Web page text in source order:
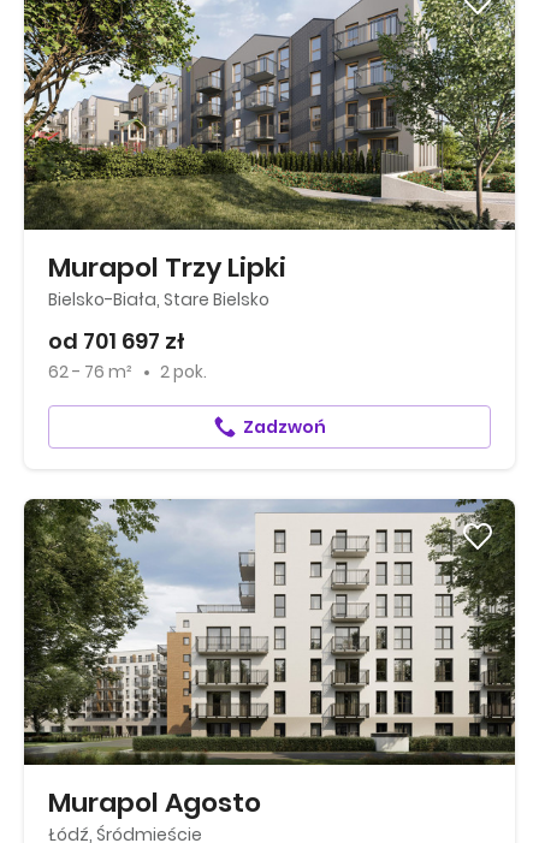
Murapol Trzy Lipki
Bielsko-Biała, Stare Bielsko
od 701 697 zł
62 - 76 m² 2 pok.
Zadzwoń
Murapol Agosto
Łódź, Śródmieście